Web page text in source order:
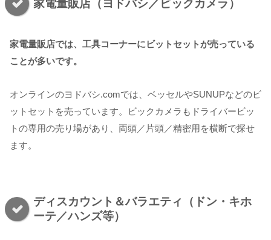
家電量販店（ヨドバシ／ビックカメラ）
家電量販店では、工具コーナーにビットセットが売っている
ことが多いです。
オンラインのヨドバシ.comでは、ベッセルやSUNUPなどのビ
ットセットを売っています。ビックカメラもドライバービッ
トの専用の売り場があり、両頭／片頭／精密用を横断で探せ
ます。
ディスカウント＆バラエティ（ドン・キホ
ーテ／ハンズ等）